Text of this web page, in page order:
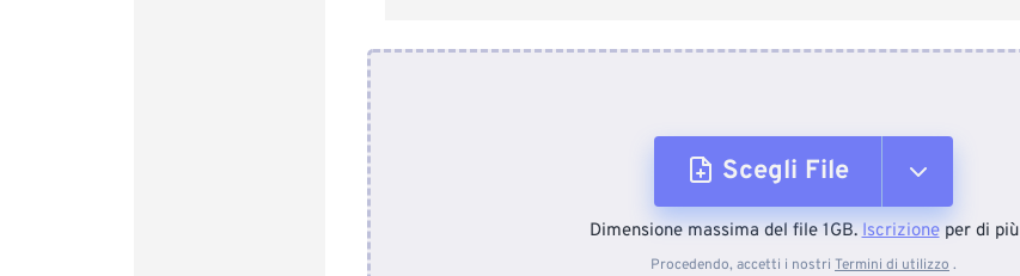
Scegli File
Dal dispositivo
Dimensione massima del file 1GB.Iscrizioneper di più
Procedendo, accetti i nostri Termini di utilizzo .